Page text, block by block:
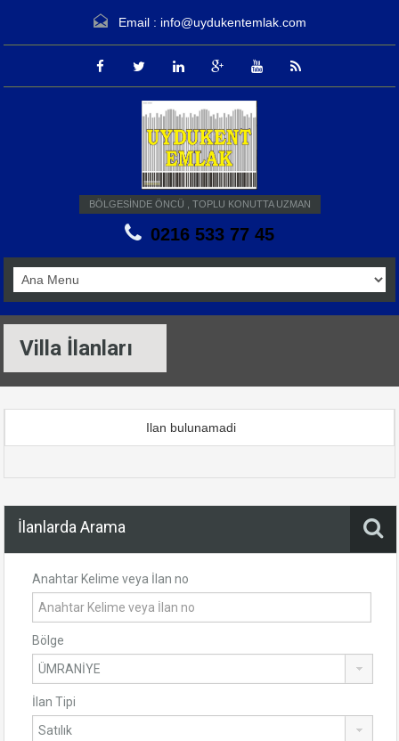
Email : info@uydukentemlak.com
BÖLGESİNDE ÖNCÜ , TOPLU KONUTTA UZMAN
0216 533 77 45
Villa İlanları
Ilan bulunamadi
İlanlarda Arama
Anahtar Kelime veya İlan no
Bölge
İlan Tipi